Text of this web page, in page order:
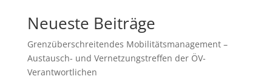
Neueste Beiträge
Grenzüberschreitendes Mobilitätsmanagement –
Austausch- und Vernetzungstreffen der ÖV-
Verantwortlichen